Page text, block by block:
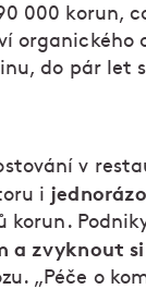
000 korun,
organického
do pár let
v
i
korun.
a zvyknout
„Péče o